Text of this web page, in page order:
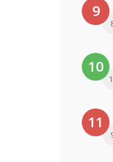
9
10
11